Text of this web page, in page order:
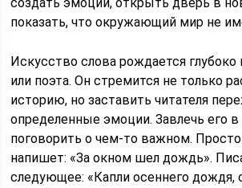
показать, что окружающий мир не
Искусство слова рождается
или поэта. Он стремится не только
историю, но заставить читателя
определенные эмоции. Завлечь его
поговорить о чем-то важном.
напишет: «За окном шел дождь».
следующее: «Капли осеннего дождя,